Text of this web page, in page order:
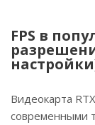
FPS в
Видеокарта
современными